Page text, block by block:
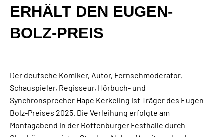
ERHÄLT DEN EUGEN-
BOLZ-PREIS
Der deutsche Komiker, Autor, Fernsehmoderator,
Schauspieler, Regisseur, Hörbuch- und
Synchronsprecher Hape Kerkeling ist Träger des Eugen-
Bolz-Preises 2025. Die Verleihung erfolgte am
Montagabend in der Rottenburger Festhalle durch